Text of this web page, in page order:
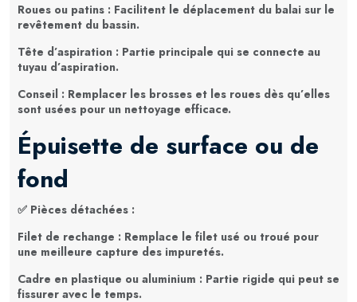
Roues ou patins : Facilitent le déplacement du balai sur le
revêtement du bassin.
Tête d’aspiration : Partie principale qui se connecte au
tuyau d’aspiration.
Conseil : Remplacer les brosses et les roues dès qu’elles
sont usées pour un nettoyage efficace.
Épuisette de surface ou de
fond
✅ Pièces détachées :
Filet de rechange : Remplace le filet usé ou troué pour
une meilleure capture des impuretés.
Cadre en plastique ou aluminium : Partie rigide qui peut se
fissurer avec le temps.